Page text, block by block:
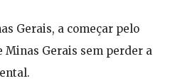
Gerais, a começar pelo
Minas Gerais sem perder a